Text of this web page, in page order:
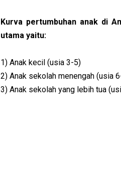
Kurva pertumbuhan anak di
utama yaitu:
1) Anak kecil (usia 3-5)
2) Anak sekolah menengah (usia
3) Anak sekolah yang lebih tua